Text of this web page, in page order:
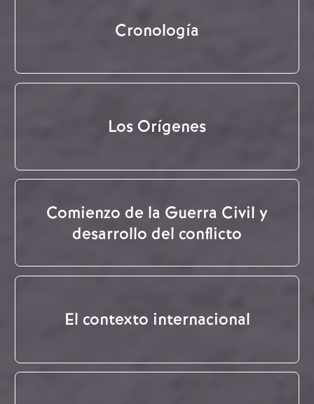
Cronología
Los Orígenes
Comienzo de la Guerra Civil y
desarrollo del conflicto
El contexto internacional